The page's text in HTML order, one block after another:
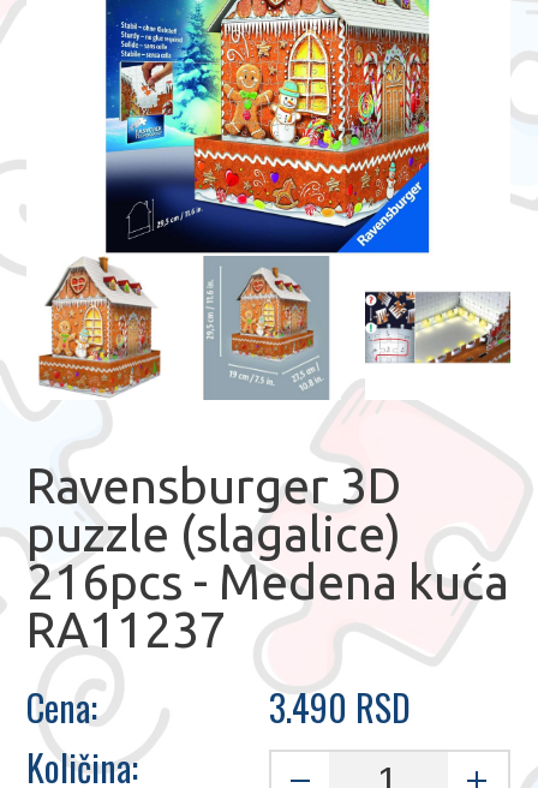
Ravensburger 3D
puzzle (slagalice)
216pcs - Medena kuća
RA11237
Cena:
3.490 RSD
Količina: